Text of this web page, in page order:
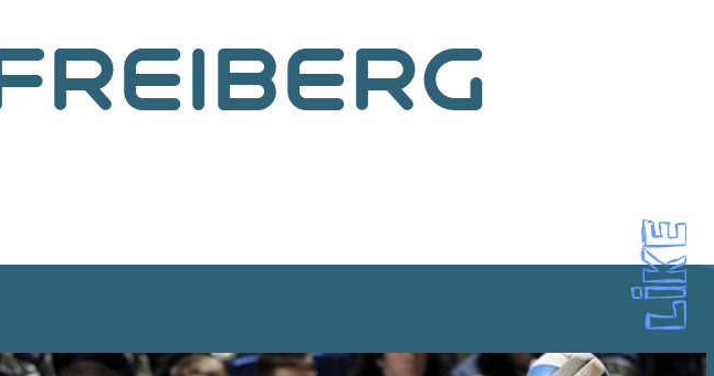
FREIBERG